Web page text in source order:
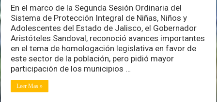
Gobernador
mayor
participación
de
municipios
en
políticas
por
la
En el marco de la Segunda Sesión Ordinaria del
Sistema de Protección Integral de Niñas, Niños y
Adolescentes del Estado de Jalisco, el Gobernador
Aristóteles Sandoval, reconoció avances importantes
en el tema de homologación legislativa en favor de
este sector de la población, pero pidió mayor
participación de los municipios …
Leer Mas »